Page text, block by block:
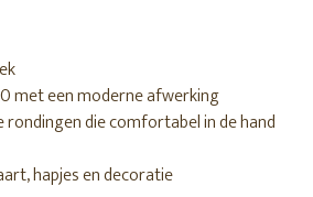
met een moderne afwerking
rondingen die comfortabel in de hand
hapjes en decoratie